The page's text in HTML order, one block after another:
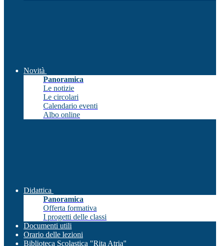
Novità
Panoramica
Le notizie
Le circolari
Calendario eventi
Albo online
Didattica
Panoramica
Offerta formativa
I progetti delle classi
Documenti utili
Orario delle lezioni
Biblioteca Scolastica "Rita Atria"